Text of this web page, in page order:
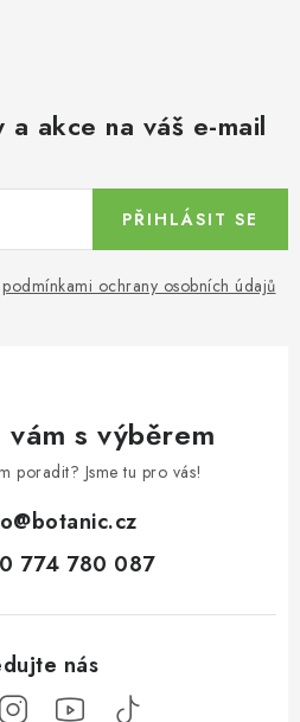
akce na váš e-mail
podmínkami ochrany osobních údajů
PŘIHLÁSIT SE
vám s výběrem
poradit? Jsme tu pro vás!
@botanic.cz
774 780 087